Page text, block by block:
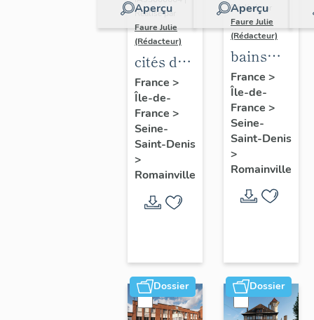
Aperçu
Réalisé par
Faure Julie
(Rédacteur)
cités de
Romainville
France >
Île-de-
France >
Seine-
Saint-Denis
>
Romainville
Aperçu
Réalisé par
Faure Julie
(Rédacteur)
bains
douches,
centre
médico-
social
France >
Île-de-
France >
Seine-
Saint-Denis
>
Romainville
Dossier Dossier